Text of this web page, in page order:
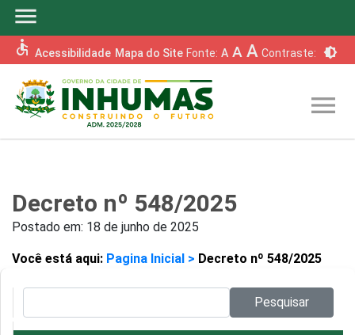
menu
accessible Acessibilidade Mapa do Site Fonte: A A A Contraste: brightness_6
menu
Decreto nº 548/2025
Postado em: 18 de junho de 2025
Você está aqui: Pagina Inicial > Decreto nº 548/2025
Pesquisar